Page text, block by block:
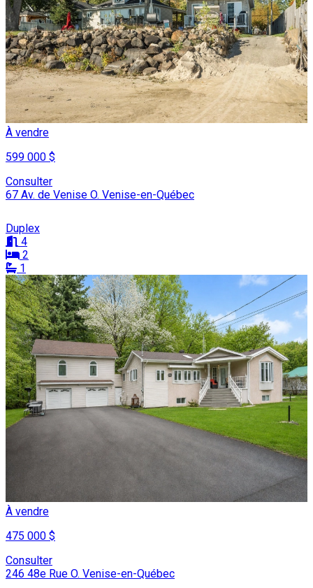
À vendre
599 000 $
Consulter
67 Av. de Venise O. Venise-en-Québec
Duplex
4
2
1
À vendre
475 000 $
Consulter
246 48e Rue O. Venise-en-Québec